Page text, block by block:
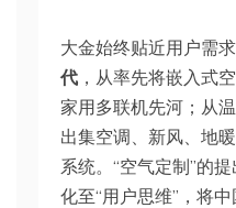
大金始终贴近用户需
代 ，从率先将嵌入式
家用多联机先河；从
出集空调、新风、地
系统。“空气定制”的
化至“用户思维”，将